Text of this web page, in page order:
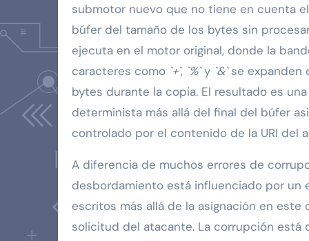
submotor nuevo que no tiene en cuenta
búfer del tamaño de los bytes sin
ejecuta en el motor original, donde la
caracteres como `+`, `%`y `&`se expanden
bytes durante la copia. El resultado es
determinista más allá del final del búfer
controlado por el contenido de la URI del
A diferencia de muchos errores de
desbordamiento está influenciado por
escritos más allá de la asignación en
solicitud del atacante. La corrupción está